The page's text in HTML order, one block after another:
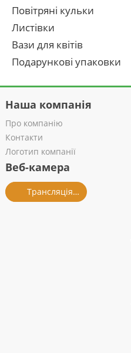
Повітряні кульки
Листівки
Вази для квітів
Подарункові упаковки
Наша компанія
Про компанію
Контакти
Логотип компанії
Веб-камера
Трансляція із салону